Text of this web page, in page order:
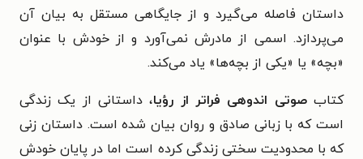
داستان فاصله می‌گیرد و از جایگاهی مستقل به بیان آن
می‌پردازد. اسمی از مادرش نمی‌آورد و از خودش با عنوان
«بچه» یا «یکی از بچه‌ها» یاد می‌کند.
کتابصوتی اندوهی فراتر از رؤیا، داستانی از یک زندگی
است که با زبانی صادق و روان بیان شده است. داستان زنی
که با محدودیت سختی زندگی کرده است اما در پایان خودش